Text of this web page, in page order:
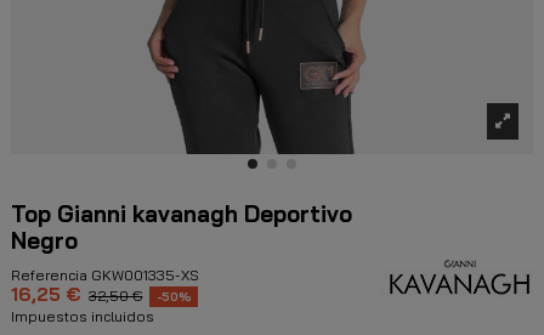
Top Gianni kavanagh Deportivo
Negro
Referencia GKW001335-XS
16,25 € 32,50 € -50%
Impuestos incluidos